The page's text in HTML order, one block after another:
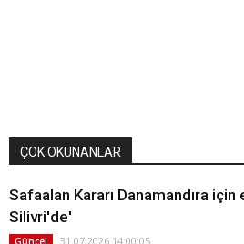
ÇOK OKUNANLAR
Safaalan Kararı Danamandıra
Silivri'de'
Güncel 31.07.2026 14:00:05